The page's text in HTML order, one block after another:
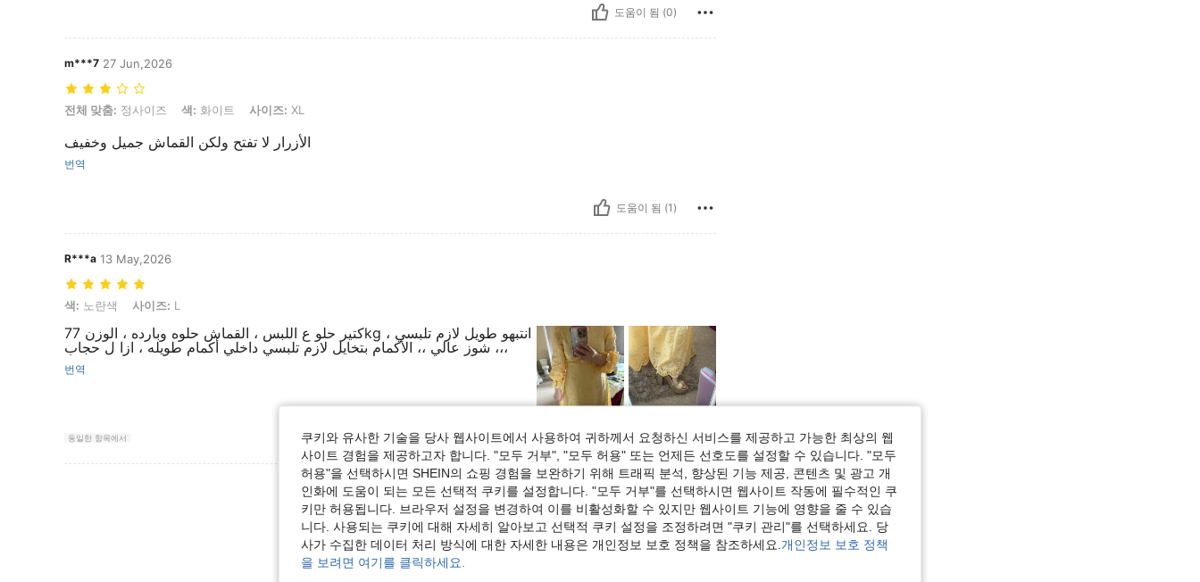
도움이 됨 (0)
m***7 27 Jun,2026
전체 맞춤: 정사이즈, 색: 화이트, 사이즈: XL
전체 맞춤: 정사이즈 색: 화이트 사이즈: XL
الأزرار لا تفتح ولكن القماش جميل وخفيف
번역
도움이 됨 (1)
R***a 13 May,2026
색: 노란색, 사이즈: L
색: 노란색 사이즈: L
كتير حلو ع اللبس ، القماش حلوه وبارده ، الوزن 77kg ، انتبهو طويل لازم تلبسي
شوز عالي ،، الأكمام بتخايل لازم تلبسي داخلي أكمام طويله ، ازا ل حجاب ،،،
번역
동일한 항목에서 도움이 됨 (5)
리뷰 더 보기
쿠키와 유사한 기술을 당사 웹사이트에서 사용하여 귀하께서 요청하신 서비스를 제공하고 가능한 최상의 웹
사이트 경험을 제공하고자 합니다. "모두 거부", "모두 허용" 또는 언제든 선호도를 설정할 수 있습니다. "모두
허용"을 선택하시면 SHEIN의 쇼핑 경험을 보완하기 위해 트래픽 분석, 향상된 기능 제공, 콘텐츠 및 광고 개
인화에 도움이 되는 모든 선택적 쿠키를 설정합니다. "모두 거부"를 선택하시면 웹사이트 작동에 필수적인 쿠
키만 허용됩니다. 브라우저 설정을 변경하여 이를 비활성화할 수 있지만 웹사이트 기능에 영향을 줄 수 있습
니다. 사용되는 쿠키에 대해 자세히 알아보고 선택적 쿠키 설정을 조정하려면 "쿠키 관리"를 선택하세요. 당
사가 수집한 데이터 처리 방식에 대한 자세한 내용은 개인정보 보호 정책을 참조하세요. 개인정보 보호 정책
을 보려면 여기를 클릭하세요.